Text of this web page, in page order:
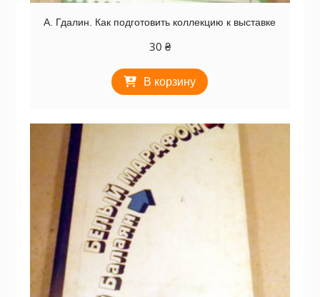
А. Гдалин. Как подготовить коллекцию к выставке
30 ₴
В корзину